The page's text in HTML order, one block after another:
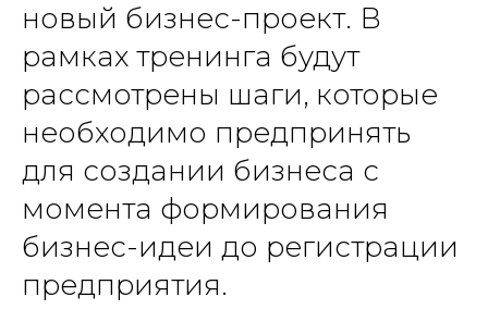
новый бизнес-проект. В
рамках тренинга будут
рассмотрены шаги, которые
необходимо предпринять
для создании бизнеса с
момента формирования
бизнес-идеи до регистрации
предприятия.